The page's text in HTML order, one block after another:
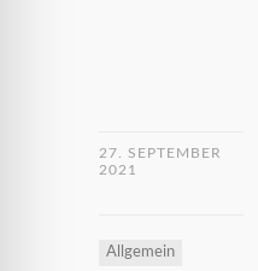
27. SEPTEMBER
2021
Allgemein